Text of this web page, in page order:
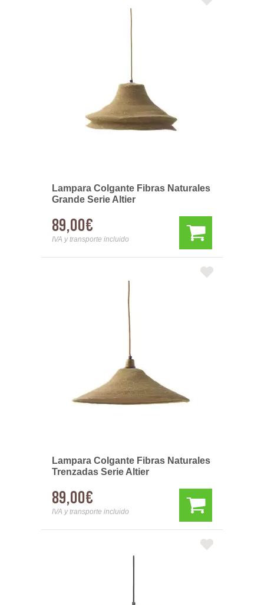
Lampara Colgante Fibras Naturales
Grande Serie Altier
89,00€
IVA y transporte incluido
Lampara Colgante Fibras Naturales
Trenzadas Serie Altier
89,00€
IVA y transporte incluido